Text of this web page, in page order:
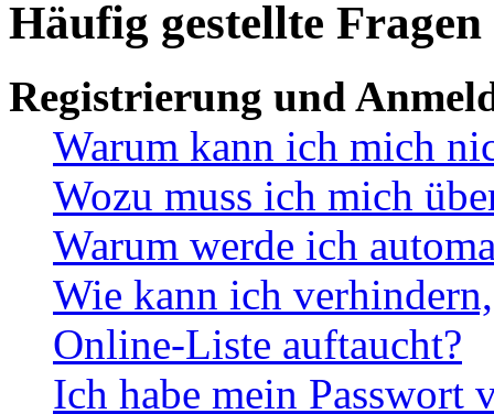
Häufig gestellte Fragen
Registrierung und
Warum kann ich mich
Wozu muss ich mich
Warum werde ich
Wie kann ich
Online-Liste auftaucht?
Ich habe mein Passwort